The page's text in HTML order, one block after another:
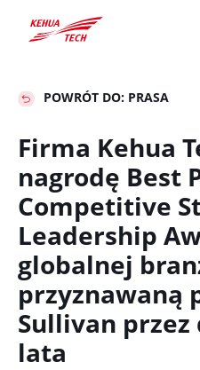

POWRÓT DO: PRASA
Firma Kehua
nagrodę Best
Competitive
Leadership
globalnej
przyznawaną
Sullivan
lata